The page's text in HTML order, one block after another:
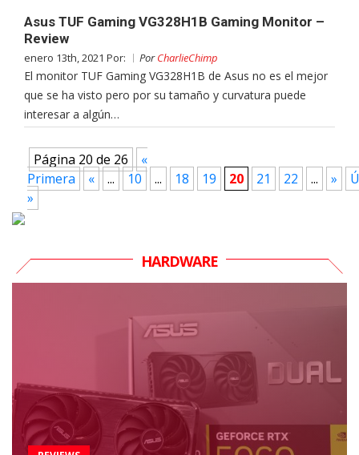
Asus TUF Gaming VG328H1B Gaming Monitor –
Review
enero 13th, 2021 Por: PorCharlieChimp
El monitor TUF Gaming VG328H1B de Asus no es el mejor
que se ha visto pero por su tamaño y curvatura puede
interesar a algún…
Página 20 de 26
«
Primera
« ... 10 ... 18 19 20 21 22 ... »
»
HARDWARE